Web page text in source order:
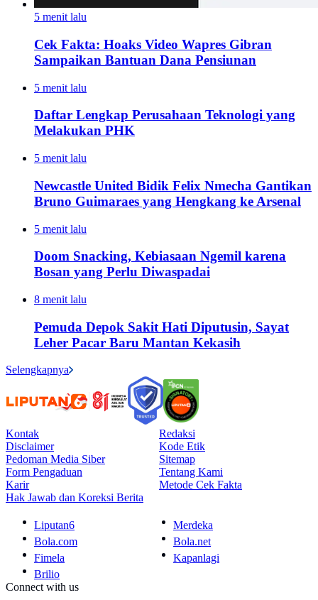
5 menit lalu
Cek Fakta: Hoaks Video Wapres Gibran
Sampaikan Bantuan Dana Pensiunan
5 menit lalu
Daftar Lengkap Perusahaan Teknologi yang
Melakukan PHK
5 menit lalu
Newcastle United Bidik Felix Nmecha Gantikan
Bruno Guimaraes yang Hengkang ke Arsenal
5 menit lalu
Doom Snacking, Kebiasaan Ngemil karena
Bosan yang Perlu Diwaspadai
8 menit lalu
Pemuda Depok Sakit Hati Diputusin, Sayat
Leher Pacar Baru Mantan Kekasih
Selengkapnya
Kontak
Redaksi
Disclaimer
Kode Etik
Pedoman Media Siber
Sitemap
Form Pengaduan
Tentang Kami
Karir
Metode Cek Fakta
Hak Jawab dan Koreksi Berita
Liputan6
Merdeka
Bola.com
Bola.net
Fimela
Kapanlagi
Brilio
Connect with us